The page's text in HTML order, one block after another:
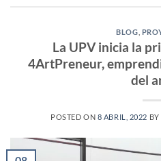
BLOG
La UPV inicia la
4ArtPreneur,
del
POSTED ON 8 ABRIL, 2022 BY